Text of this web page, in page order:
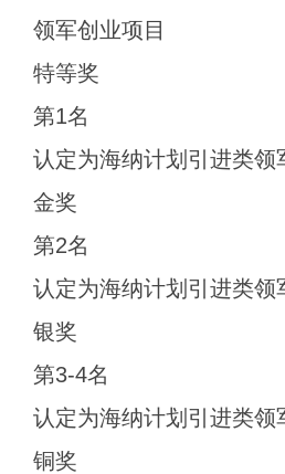
领军创业项目
特等奖
第1名
认定为海纳计划引进类
金奖
第2名
认定为海纳计划引进类
银奖
第3-4名
认定为海纳计划引进类
铜奖